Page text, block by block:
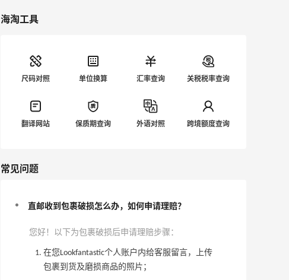
海淘工具
尺码对照 单位换算 汇率查询 关税税率查询
翻译网站 保质期查询 外语对照 跨境额度查询
常见问题
直邮收到包裹破损怎么办，如何申请理赔？
您好！以下为包裹破损后申请理赔步骤：
在您Lookfantastic个人账户内给客服留言，上传
包裹到货及磨损商品的照片；